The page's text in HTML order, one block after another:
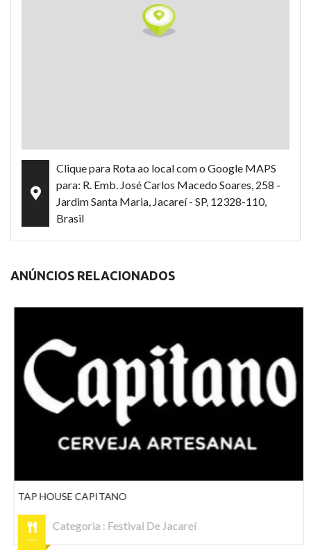
Clique para Rota ao local com o Google MAPS
para: R. Emb. José Carlos Macedo Soares, 258 -
Jardim Santa Maria, Jacareí - SP, 12328-110,
Brasil
ANÚNCIOS RELACIONADOS
TAP HOUSE CAPITANO
Categoria :Festival De Jacareí